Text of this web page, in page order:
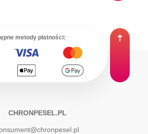
metody płatności:
CHRONPESEL.PL